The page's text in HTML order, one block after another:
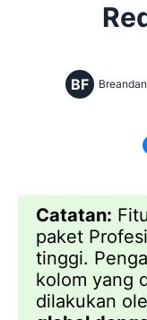
BF
Catatan:
paket
tinggi.
kolom yang
dilakukan